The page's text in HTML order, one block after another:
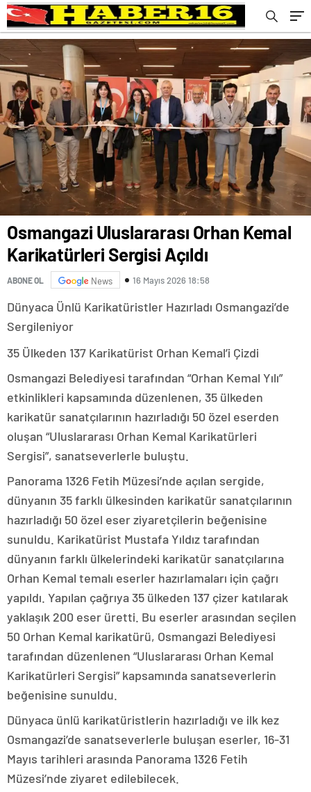
Osmangazi Uluslararası Orhan Kemal
Karikatürleri Sergisi Açıldı
ABONE OL News 16 Mayıs 2026 18:58
Dünyaca Ünlü Karikatüristler Hazırladı Osmangazi’de
Sergileniyor
35 Ülkeden 137 Karikatürist Orhan Kemal’i Çizdi
Osmangazi Belediyesi tarafından “Orhan Kemal Yılı”
etkinlikleri kapsamında düzenlenen, 35 ülkeden
karikatür sanatçılarının hazırladığı 50 özel eserden
oluşan “Uluslararası Orhan Kemal Karikatürleri
Sergisi”, sanatseverlerle buluştu.
Panorama 1326 Fetih Müzesi’nde açılan sergide,
dünyanın 35 farklı ülkesinden karikatür sanatçılarının
hazırladığı 50 özel eser ziyaretçilerin beğenisine
sunuldu. Karikatürist Mustafa Yıldız tarafından
dünyanın farklı ülkelerindeki karikatür sanatçılarına
Orhan Kemal temalı eserler hazırlamaları için çağrı
yapıldı. Yapılan çağrıya 35 ülkeden 137 çizer katılarak
yaklaşık 200 eser üretti. Bu eserler arasından seçilen
50 Orhan Kemal karikatürü, Osmangazi Belediyesi
tarafından düzenlenen “Uluslararası Orhan Kemal
Karikatürleri Sergisi” kapsamında sanatseverlerin
beğenisine sunuldu.
Dünyaca ünlü karikatüristlerin hazırladığı ve ilk kez
Osmangazi’de sanatseverlerle buluşan eserler, 16-31
Mayıs tarihleri arasında Panorama 1326 Fetih
Müzesi’nde ziyaret edilebilecek.